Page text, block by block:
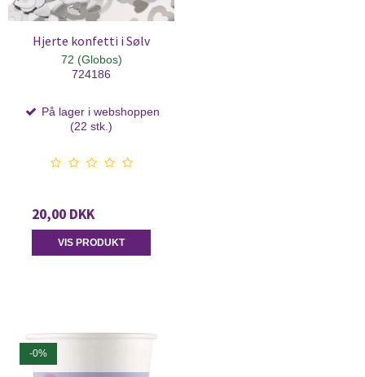
Hjerte konfetti i Sølv
72 (Globos)
724186
På lager i webshoppen
(22 stk.)
20,00 DKK
VIS PRODUKT
-0%